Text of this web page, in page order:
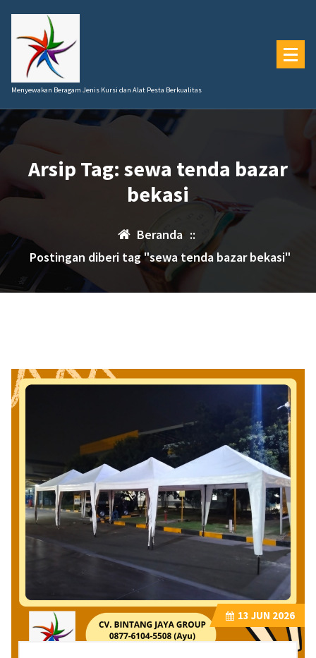
konten
Menyewakan Beragam Jenis Kursi dan Alat Pesta Berkualitas
Arsip Tag: sewa tenda bazar
bekasi
Beranda ::
Postingan diberi tag "sewa tenda bazar bekasi"
13 JUN 2026